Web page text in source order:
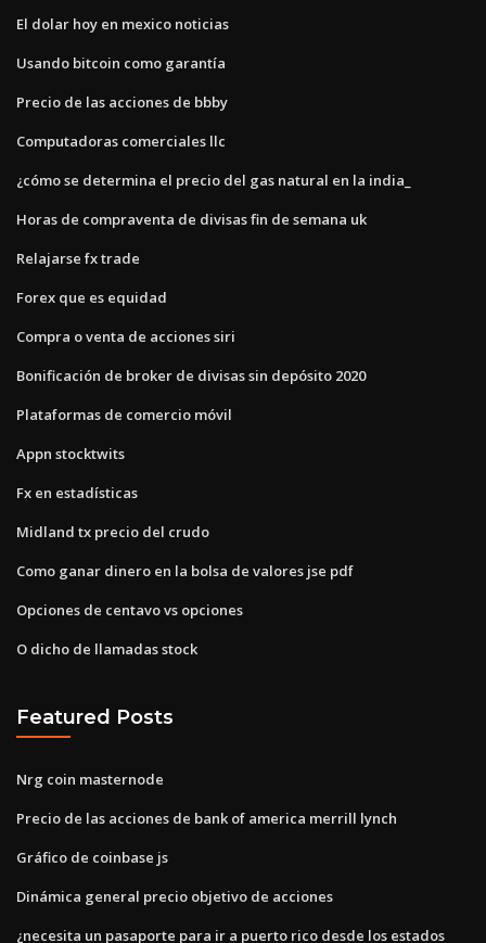
El dolar hoy en mexico noticias
Usando bitcoin como garantía
Precio de las acciones de bbby
Computadoras comerciales llc
¿cómo se determina el precio del gas natural en la india_
Horas de compraventa de divisas fin de semana uk
Relajarse fx trade
Forex que es equidad
Compra o venta de acciones siri
Bonificación de broker de divisas sin depósito 2020
Plataformas de comercio móvil
Appn stocktwits
Fx en estadísticas
Midland tx precio del crudo
Como ganar dinero en la bolsa de valores jse pdf
Opciones de centavo vs opciones
O dicho de llamadas stock
Featured Posts
Nrg coin masternode
Precio de las acciones de bank of america merrill lynch
Gráfico de coinbase js
Dinámica general precio objetivo de acciones
¿necesita un pasaporte para ir a puerto rico desde los estados